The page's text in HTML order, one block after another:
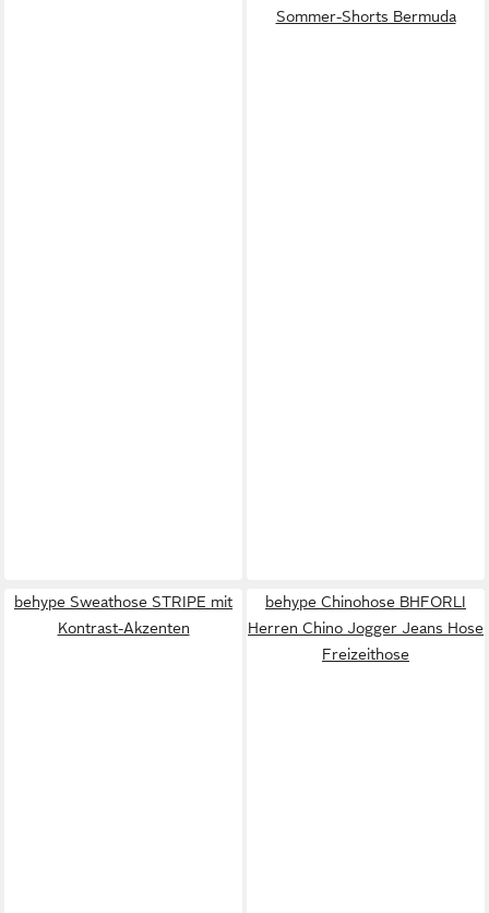
Sommer-Shorts Bermuda
behype Sweathose STRIPE mit
Kontrast-Akzenten
behype Chinohose BHFORLI
Herren Chino Jogger Jeans Hose
Freizeithose